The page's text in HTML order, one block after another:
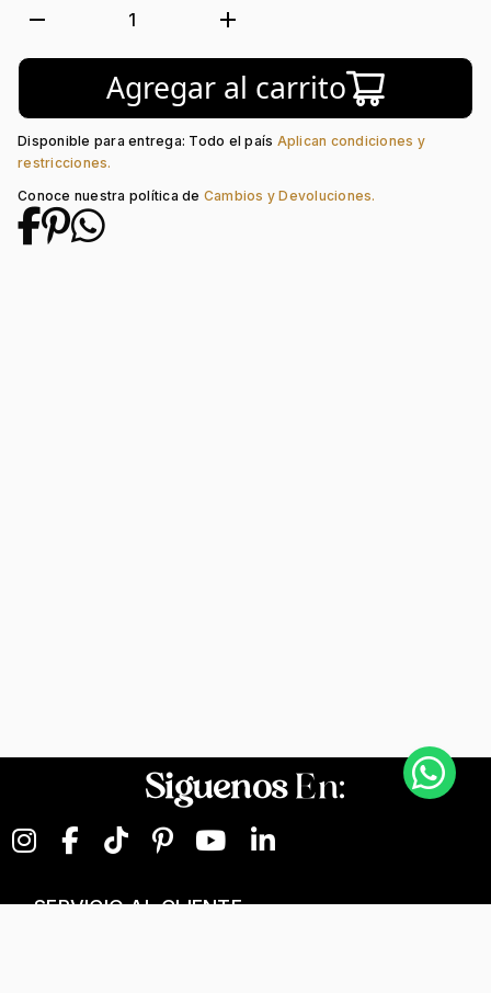
Tubo
Colección: Ninguno
Tipo de Broche: Pin
remove 1 add
Agregar al carrito
Disponible para entrega: Todo el país Aplican condiciones y
restricciones.
Conoce nuestra política de Cambios y Devoluciones.
SiguenosEn:
SERVICIO AL CLIENTE